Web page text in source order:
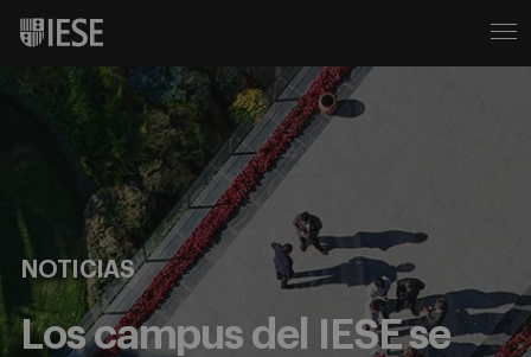
NOTICIAS
Los campus del IESE se